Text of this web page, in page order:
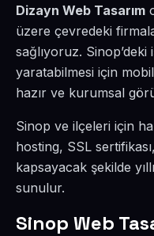
Dizayn Web Tasarım
üzere çevredeki
sağlıyoruz.
yaratabilmesi için
hazır ve kurumsal
Sinop ve ilçeleri için
hosting, SSL
kapsayacak şekilde
sunulur.
Sinop Web